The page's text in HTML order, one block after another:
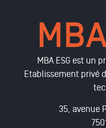
MBA ESG est un
Etablissement privé
35, avenue